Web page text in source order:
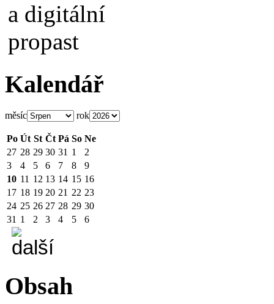
Kalendář
měsíc rok
Po Út St Čt Pá So Ne
27 28 29 30 31 1
2
3
4 5 6 7 8
9
10 11 12 13 14 15 16
17 18 19 20 21 22 23
24 25 26 27 28 29 30
31 1 2 3 4 5 6
Obsah